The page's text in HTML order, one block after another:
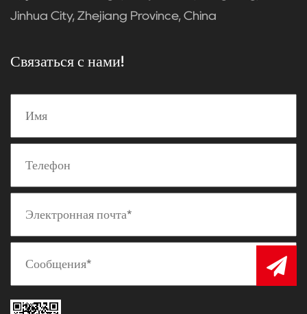
Jinhua City, Zhejiang Province, China
Связаться с нами!